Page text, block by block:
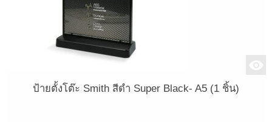
ป้ายตั้งโต๊ะ Smith สีดำ Super Black- A5 (1 ชิ้น)